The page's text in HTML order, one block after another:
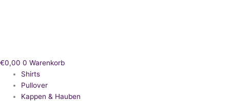
€0,00 0 Warenkorb
Shirts
Pullover
Kappen & Hauben